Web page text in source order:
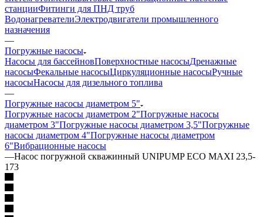
станцииФитинги для ПНД труб
ВодонагревателиЭлектродвигатели промышленного
назначения
—
Погружные насосы
Насосы для бассейновПоверхностные насосыДренажные
насосыФекальные насосыЦиркуляционные насосыРучные
насосыНасосы для дизельного топлива
—
Погружные насосы диаметром 5"
Погружные насосы диаметром 2"Погружные насосы
диаметром 3"Погружные насосы диаметром 3,5"Погружные
насосы диаметром 4"Погружные насосы диаметром
6"Вибрационные насосы
—Насос погружной скважинный UNIPUMP ECO MAXI 23,5-
173